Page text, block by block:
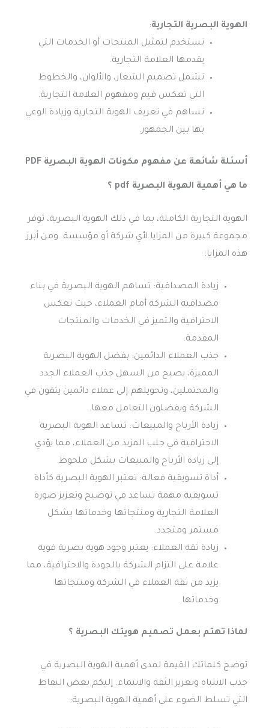
الهوية البصرية التجارية:
تستخدم لتمثيل المنتجات أو الخدمات التي
يقدمها العلامة التجارية.
تشمل تصميم الشعار، والألوان، والخطوط
التي تعكس قيم ومفهوم العلامة التجارية.
تساهم في تعريف الهوية التجارية وزيادة الوعي
بها بين الجمهور.
أسئلة شائعة عن مفهوم مكونات الهوية البصرية PDF
ما هي أهمية الهوية البصرية pdf ؟
الهوية التجارية الكاملة، بما في ذلك الهوية البصرية، توفر
مجموعة كبيرة من المزايا لأي شركة أو مؤسسة. ومن أبرز
هذه المزايا:
زيادة المصداقية: تساهم الهوية البصرية في بناء
مصداقية الشركة أمام العملاء، حيث تعكس
الاحترافية والتميز في الخدمات والمنتجات
المقدمة.
جذب العملاء الدائمين: بفضل الهوية البصرية
المميزة، يصبح من السهل جذب العملاء الجدد
والمحتملين، وتحويلهم إلى عملاء دائمين يثقون في
الشركة ويفضلون التعامل معها.
زيادة الأرباح والمبيعات: تساعد الهوية البصرية
الاحترافية في جلب المزيد من العملاء، مما يؤدي
إلى زيادة الأرباح والمبيعات بشكل ملحوظ.
أداة تسويقية فعالة: تعتبر الهوية البصرية كأداة
تسويقية مهمة تساعد في توضيح وتعزيز صورة
العلامة التجارية ومنتجاتها وخدماتها بشكل
مستمر ومتجدد.
زيادة ثقة العملاء: يعتبر وجود هوية بصرية قوية
علامة على التزام الشركة بالجودة والاحترافية، مما
يزيد من ثقة العملاء في الشركة ومنتجاتها
وخدماتها.
لماذا تهتم بعمل تصميم هويتك البصرية ؟
توضح كلماتك القيمة لمدى أهمية الهوية البصرية في
جذب الانتباه وتعزيز الثقة والانتماء. إليكم بعض النقاط
التي تسلط الضوء على أهمية الهوية البصرية: